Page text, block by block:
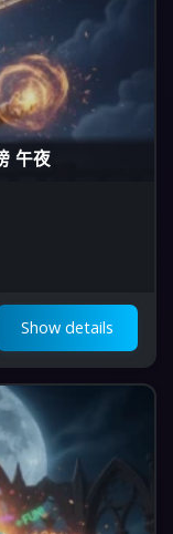
午夜
Show details